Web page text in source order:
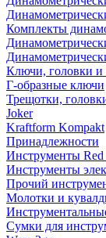
Комплекты
Ключи, головки и
Г-образные ключи
Трещотки,
Joker
Kraftform Kompakt
Принадлежности
Инструменты
Инструменты
Прочий
Молотки и
Сумки для